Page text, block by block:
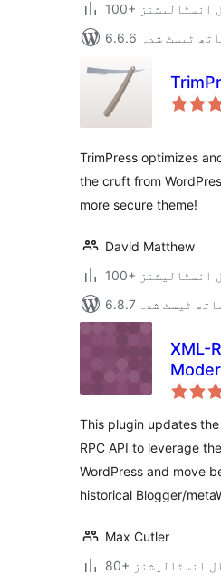
انسٹالیشنز
ساتھ ٹیسٹ شدہ
TrimPress optimizes
the cruft from
more secure theme!
David Matthew
انسٹالیشنز
ساتھ ٹیسٹ شدہ
XML-
This plugin updates
RPC API to leverage
WordPress and move
historical Blogger/
Max Cutler
فعال انسٹالیشنز